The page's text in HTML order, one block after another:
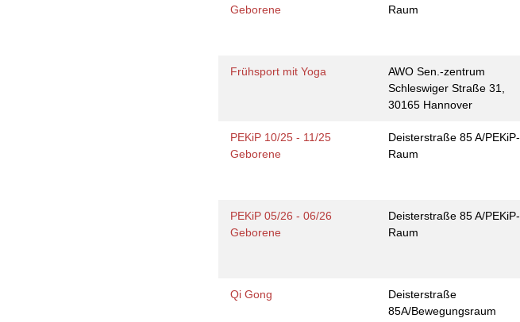
Geborene
Raum
Frühsport mit Yoga
AWO Sen.-zentrum
Schleswiger Straße 31,
30165 Hannover
PEKiP 10/25 - 11/25
Geborene
Deisterstraße 85 A/PEKiP-
Raum
PEKiP 05/26 - 06/26
Geborene
Deisterstraße 85 A/PEKiP-
Raum
Qi Gong
Deisterstraße
85A/Bewegungsraum